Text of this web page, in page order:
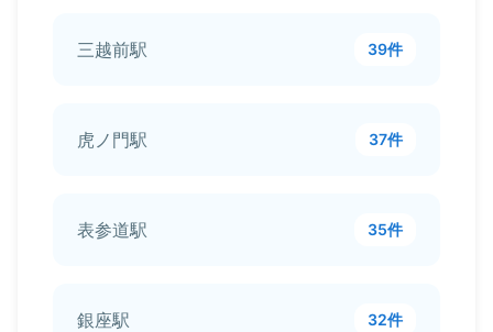
三越前駅 39件
虎ノ門駅 37件
表参道駅 35件
銀座駅 32件